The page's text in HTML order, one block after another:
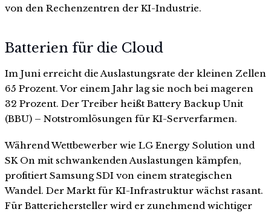
von den Rechenzentren der KI-Industrie.
Batterien für die Cloud
Im Juni erreicht die Auslastungsrate der kleinen Zellen
65 Prozent. Vor einem Jahr lag sie noch bei mageren
32 Prozent. Der Treiber heißt Battery Backup Unit
(BBU) – Notstromlösungen für KI-Serverfarmen.
Während Wettbewerber wie LG Energy Solution und
SK On mit schwankenden Auslastungen kämpfen,
profitiert Samsung SDI von einem strategischen
Wandel. Der Markt für KI-Infrastruktur wächst rasant.
Für Batteriehersteller wird er zunehmend wichtiger